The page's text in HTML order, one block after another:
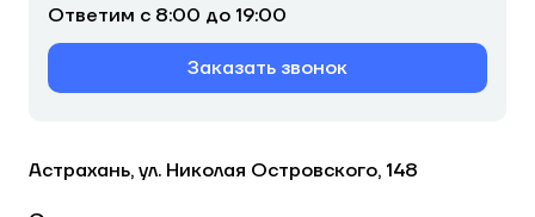
Ответим с 8:00 до 19:00
Заказать звонок
Астрахань, ул. Николая Островского, 148